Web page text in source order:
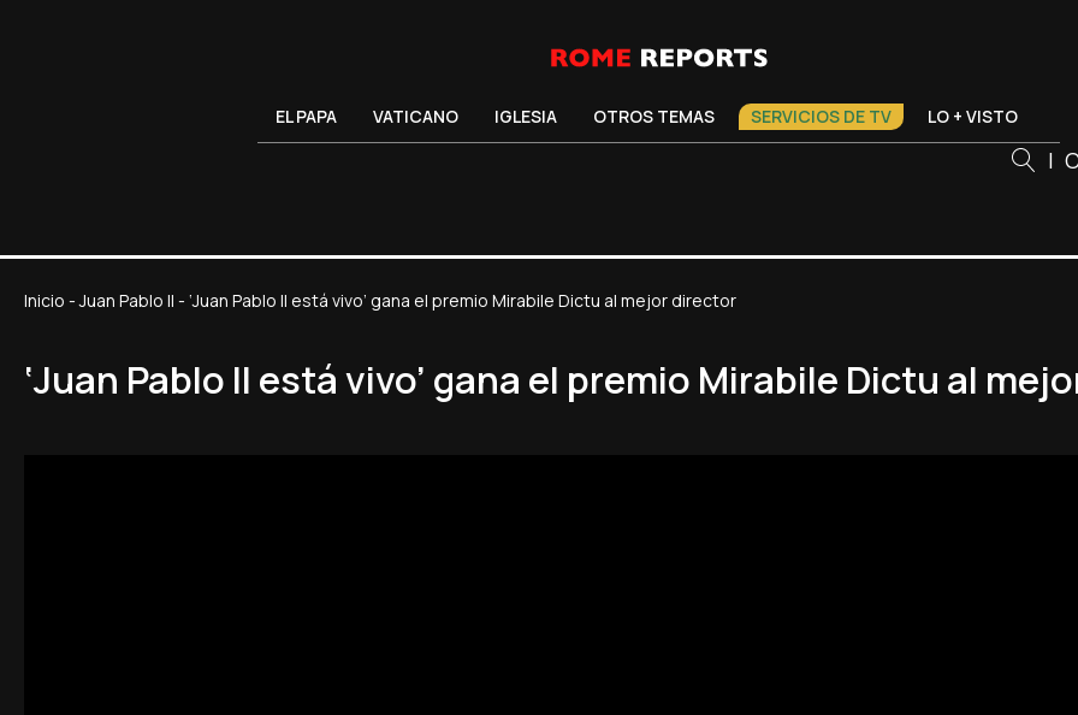
EL PAPA VATICANO IGLESIA OTROS TEMAS SERVICIOS DE TV LO + VISTO
|
Inicio -Juan Pablo II - ‘Juan Pablo II está vivo’ gana el premio Mirabile Dictu al mejor director
‘Juan Pablo II está vivo’ gana el premio Mirabile Dictu al